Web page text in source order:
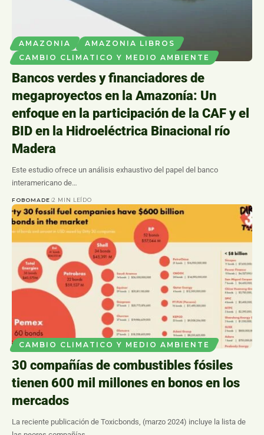
AMAZONIA
AMAZONIA LIBROS
CAMBIO CLIMATICO Y MEDIO AMBIENTE
Bancos verdes y financiadores de
megaproyectos en la Amazonía: Un
enfoque en la participación de la CAF y el
BID en la Hidroeléctrica Binacional río
Madera
Este estudio ofrece un análisis exhaustivo del papel del banco
interamericano de…
FOBOMADE 2 MIN LEÍDO
CAMBIO CLIMATICO Y MEDIO AMBIENTE
30 compañías de combustibles fósiles
tienen 600 mil millones en bonos en los
mercados
La reciente publicación de Toxicbonds, (marzo 2024) incluye la lista de